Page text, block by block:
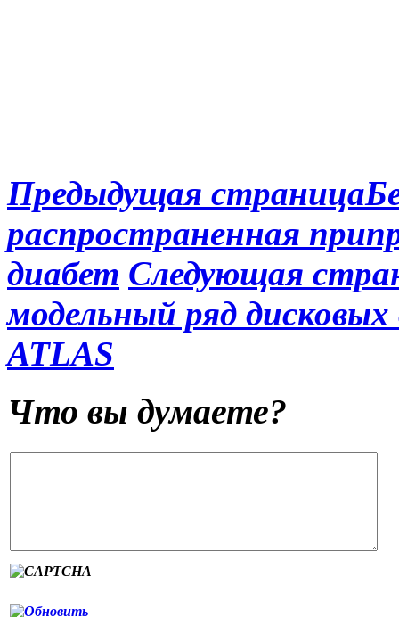
Предыдущая страница
распространенная
диабет Следующая
модельный ряд
ATLAS
Что вы думаете?